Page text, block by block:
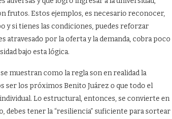
frutos. Estos ejemplos, es necesario reconocer,
y si tienes las condiciones, puedes reforzar
atravesado por la oferta y la demanda, cobra poco
bajo esta lógica.
muestran como la regla son en realidad la
ser los próximos Benito Juárez o que todo el
Lo estructural, entonces, se convierte en
debes tener la “resiliencia” suficiente para sortear